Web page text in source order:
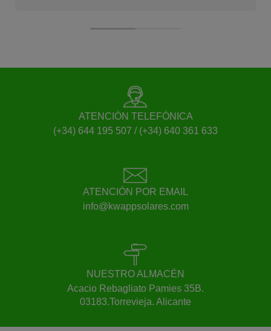
ATENCIÓN TELEFÓNICA
(+34) 644 195 507 / (+34) 640 361 633
ATENCIÓN POR EMAIL
info@kwappsolares.com
NUESTRO ALMACÉN
Acacio Rebagliato Pamies 35B.
03183.Torrevieja. Alicante